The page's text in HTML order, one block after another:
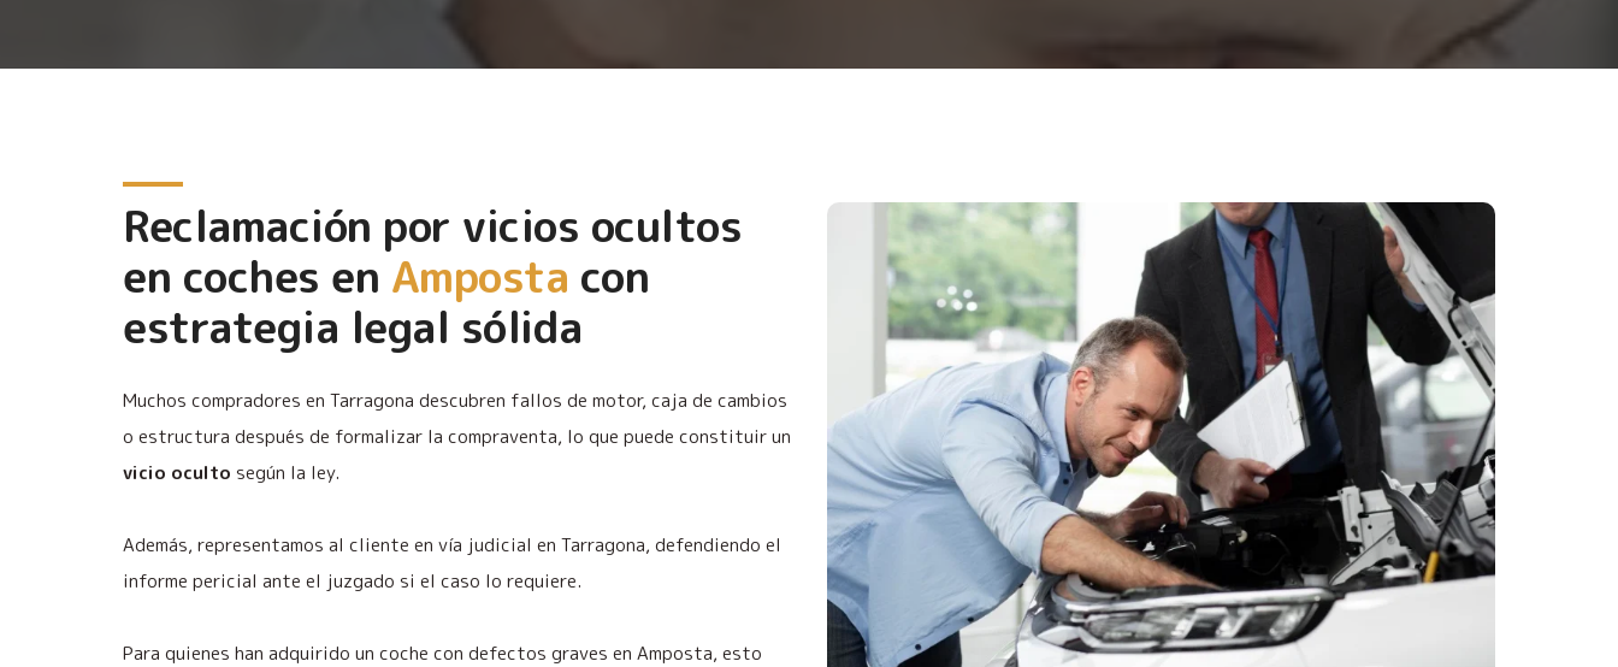
Reclamación por vicios ocultos
en coches en Amposta con
estrategia legal sólida
Muchos compradores en Tarragona descubren fallos de motor, caja de cambios
o estructura después de formalizar la compraventa, lo que puede constituir un
vicio oculto según la ley.
Además, representamos al cliente en vía judicial en Tarragona, defendiendo el
informe pericial ante el juzgado si el caso lo requiere.
Para quienes han adquirido un coche con defectos graves en Amposta, esto